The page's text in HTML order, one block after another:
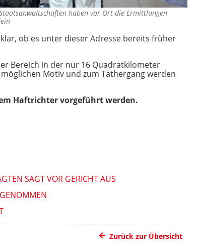
haben vor Ort die Ermittlungen
ob es unter dieser Adresse bereits früher
Bereich in der nur 16 Quadratkilometer
Motiv und zum Tathergang werden
Haftrichter vorgeführt werden.
SAGT VOR GERICHT AUS
Zurück zur Übersicht